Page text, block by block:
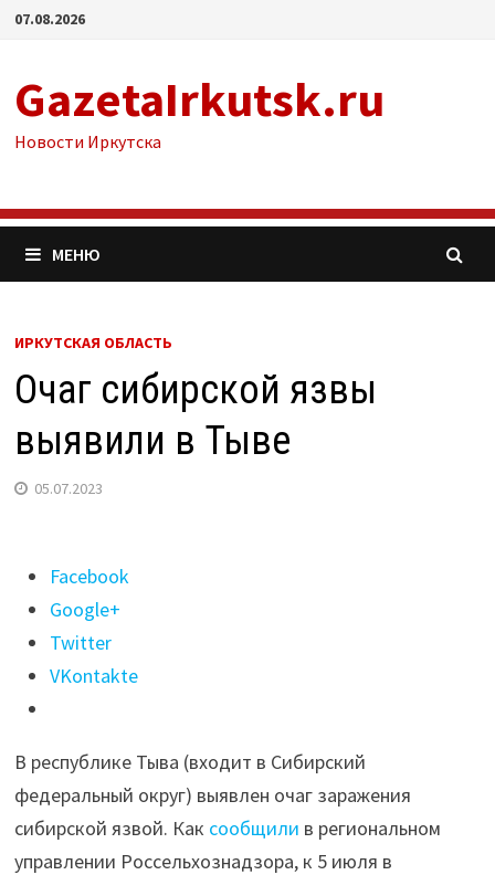
Перейти
07.08.2026
GazetaIrkutsk.ru
Новости Иркутска
МЕНЮ
ИРКУТСКАЯ ОБЛАСТЬ
Очаг сибирской язвы
выявили в Тыве
05.07.2023
Поделиться
"Очаг
сибирской
язвы
выявили
Тыве"
Facebook
Google+
Twitter
VKontakte
В республике Тыва (входит в Сибирский
федеральный округ) выявлен очаг заражения
сибирской язвой. Как сообщили в региональном
управлении Россельхознадзора, к 5 июля в